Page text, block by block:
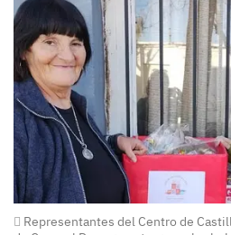
Representantes del Centro de